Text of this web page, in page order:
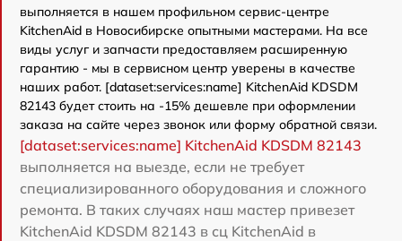
выполняется в нашем профильном сервис-центре
KitchenAid в Новосибирске опытными мастерами. На все
виды услуг и запчасти предоставляем расширенную
гарантию - мы в сервисном центр уверены в качестве
наших работ. [dataset:services:name] KitchenAid KDSDM
82143 будет стоить на -15% дешевле при оформлении
заказа на сайте через звонок или форму обратной связи.
[dataset:services:name] KitchenAid KDSDM 82143
выполняется на выезде, если не требует
специализированного оборудования и сложного
ремонта. В таких случаях наш мастер привезет
KitchenAid KDSDM 82143 в сц KitchenAid в